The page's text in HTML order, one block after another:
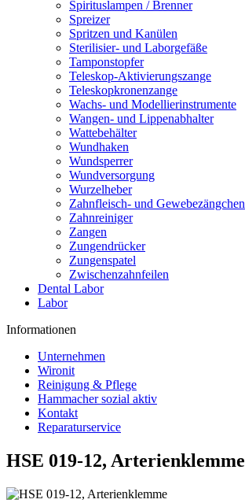
Spirituslampen / Brenner
Spreizer
Spritzen und Kanülen
Sterilisier- und Laborgefäße
Tamponstopfer
Teleskop-Aktivierungszange
Teleskopkronenzange
Wachs- und Modellierinstrumente
Wangen- und Lippenabhalter
Wattebehälter
Wundhaken
Wundsperrer
Wundversorgung
Wurzelheber
Zahnfleisch- und Gewebezängchen
Zahnreiniger
Zangen
Zungendrücker
Zungenspatel
Zwischenzahnfeilen
Dental Labor
Labor
Informationen
Unternehmen
Wironit
Reinigung & Pflege
Hammacher sozial aktiv
Kontakt
Reparaturservice
HSE 019-12, Arterienklemme